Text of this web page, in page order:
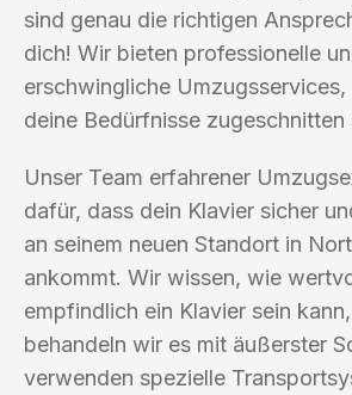
sind genau die richtigen
dich! Wir bieten professionelle
erschwingliche
deine Bedürfnisse zugeschnitten
Unser Team erfahrener
dafür, dass dein Klavier sicher
an seinem neuen Standort in
ankommt. Wir wissen, wie
empfindlich ein Klavier sein
behandeln wir es mit äußerster
verwenden spezielle